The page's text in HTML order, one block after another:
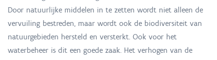
Door natuurlijke middelen in te zetten wordt niet alleen de
vervuiling bestreden, maar wordt ook de biodiversiteit van
natuurgebieden hersteld en versterkt. Ook voor het
waterbeheer is dit een goede zaak. Het verhogen van de